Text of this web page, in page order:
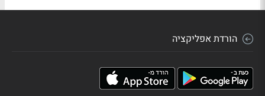
הורדת אפליקציה